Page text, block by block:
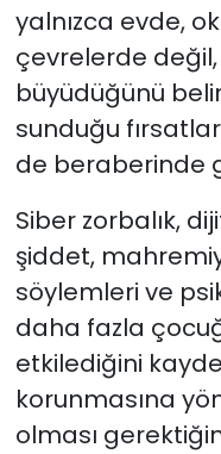
yalnızca evde,
çevrelerde
büyüdüğünü
sunduğu
de beraberinde
Siber zorbalık,
şiddet,
söylemleri ve
daha fazla
etkilediğini
korunmasına
olması